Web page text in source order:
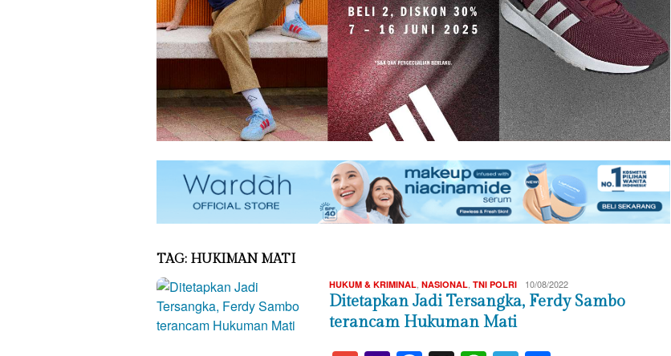
TAG: HUKIMAN MATI
HUKUM & KRIMINAL, NASIONAL, TNI POLRIRedaksi
10/08/2022
Ditetapkan Jadi Tersangka, Ferdy Sambo
terancam Hukuman Mati